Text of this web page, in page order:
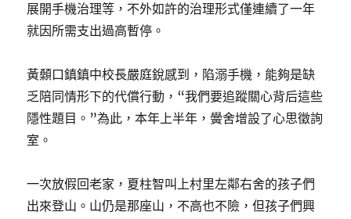
展開手機治理等，不外如許的治理形式僅連續了一年
就因所需支出過高暫停。
黃顙口鎮鎮中校長嚴庭銳感到，陷溺手機，能夠是缺
乏陪同情形下的代償行動，“我們要追蹤關心背后這些
隱性題目。”為此，本年上半年，黌舍增設了心思徵詢
室。
一次放假回老家，夏柱智叫上村里左鄰右舍的孩子們
出來登山。山仍是那座山，不高也不險，但孩子們興